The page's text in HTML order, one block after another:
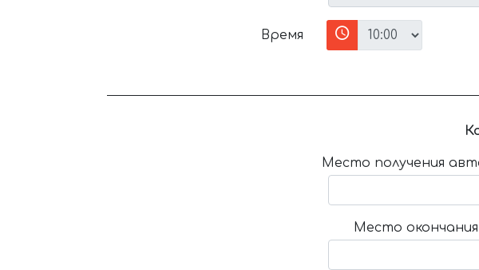
Время
Место получения
Место